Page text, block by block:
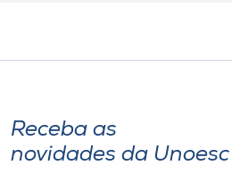
Receba as
novidades da Unoesc